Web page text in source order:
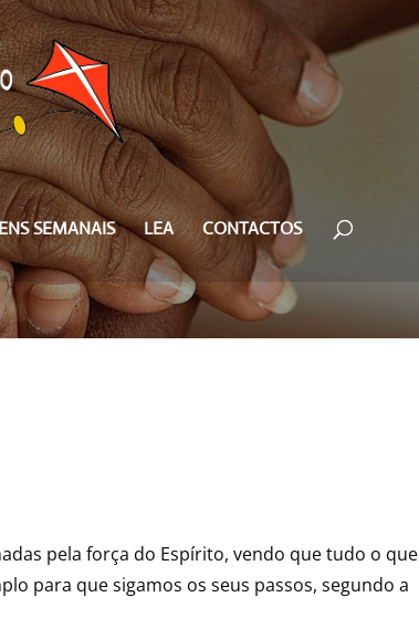
SEMANAIS LEA CONTACTOS
pela força do Espírito, vendo que tudo o que
para que sigamos os seus passos, segundo a